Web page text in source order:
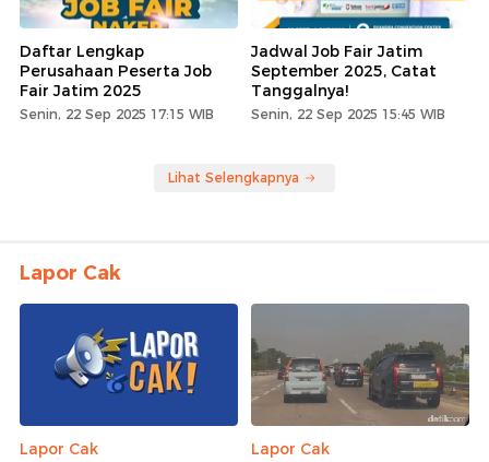
Daftar Lengkap
Perusahaan Peserta Job
Fair Jatim 2025
Senin, 22 Sep 2025 17:15 WIB
Jadwal Job Fair Jatim
September 2025, Catat
Tanggalnya!
Senin, 22 Sep 2025 15:45 WIB
Lihat Selengkapnya
Lapor Cak
Lapor Cak
Lapor Cak